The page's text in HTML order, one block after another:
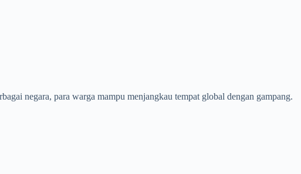
negara, para warga mampu menjangkau tempat global dengan gampang.